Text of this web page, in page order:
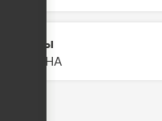
Тайны
DAASHA